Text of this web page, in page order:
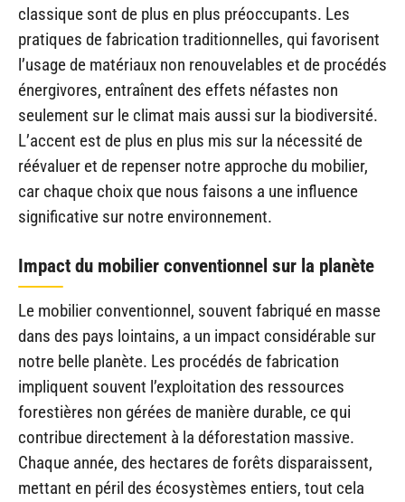
classique sont de plus en plus préoccupants. Les
pratiques de fabrication traditionnelles, qui favorisent
l’usage de matériaux non renouvelables et de procédés
énergivores, entraînent des effets néfastes non
seulement sur le climat mais aussi sur la biodiversité.
L’accent est de plus en plus mis sur la nécessité de
réévaluer et de repenser notre approche du mobilier,
car chaque choix que nous faisons a une influence
significative sur notre environnement.
Impact du mobilier conventionnel sur la planète
Le mobilier conventionnel, souvent fabriqué en masse
dans des pays lointains, a un impact considérable sur
notre belle planète. Les procédés de fabrication
impliquent souvent l’exploitation des ressources
forestières non gérées de manière durable, ce qui
contribue directement à la déforestation massive.
Chaque année, des hectares de forêts disparaissent,
mettant en péril des écosystèmes entiers, tout cela